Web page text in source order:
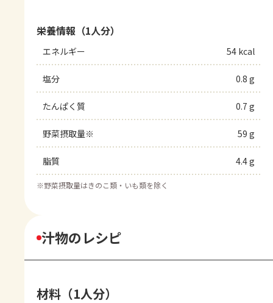
栄養情報（1人分）
エネルギー 54 kcal
塩分 0.8 g
たんぱく質 0.7 g
野菜摂取量※ 59 g
脂質 4.4 g
※野菜摂取量はきのこ類・いも類を除く
汁物のレシピ
材料（1人分）